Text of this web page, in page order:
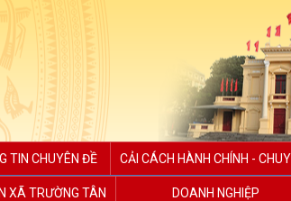
TIN CHUYÊN ĐỀ CẢI CÁCH HÀNH CHÍNH -
XÃ TRƯỜNG TÂN DOANH NGHIỆP